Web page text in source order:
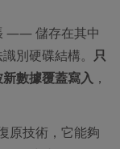
—— 儲存在其中
別硬碟結構。 只
數據覆蓋寫入 ，
原技術，它能夠